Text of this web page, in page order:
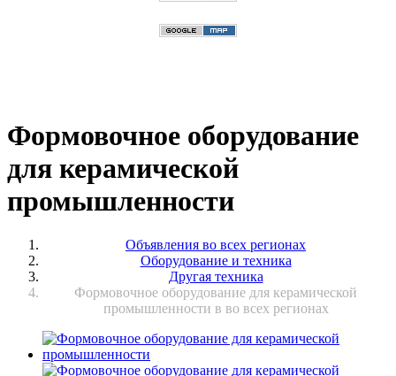
Формовочное оборудование
для керамической
промышленности
Объявления во всех регионах
Оборудование и техника
Другая техника
Формовочное оборудование для керамической
промышленности в во всех регионах